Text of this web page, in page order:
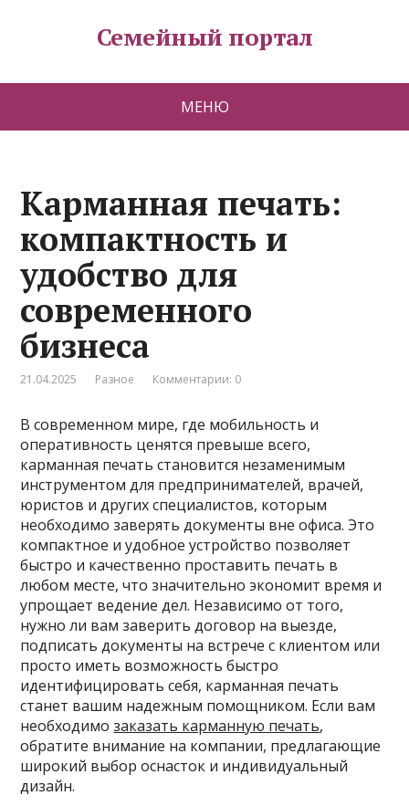
Семейный портал
МЕНЮ
Карманная печать:
компактность и
удобство для
современного
бизнеса
21.04.2025 Разное Комментарии: 0
В современном мире, где мобильность и
оперативность ценятся превыше всего,
карманная печать становится незаменимым
инструментом для предпринимателей, врачей,
юристов и других специалистов, которым
необходимо заверять документы вне офиса. Это
компактное и удобное устройство позволяет
быстро и качественно проставить печать в
любом месте, что значительно экономит время и
упрощает ведение дел. Независимо от того,
нужно ли вам заверить договор на выезде,
подписать документы на встрече с клиентом или
просто иметь возможность быстро
идентифицировать себя, карманная печать
станет вашим надежным помощником. Если вам
необходимозаказать карманную печать,
обратите внимание на компании, предлагающие
широкий выбор оснасток и индивидуальный
дизайн.